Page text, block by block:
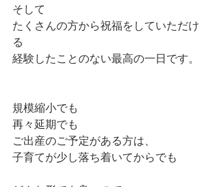
そして
たくさんの方から祝福をしていただけ
る
経験したことのない最高の一日です。
規模縮小でも
再々延期でも
ご出産のご予定がある方は、
子育てが少し落ち着いてからでも